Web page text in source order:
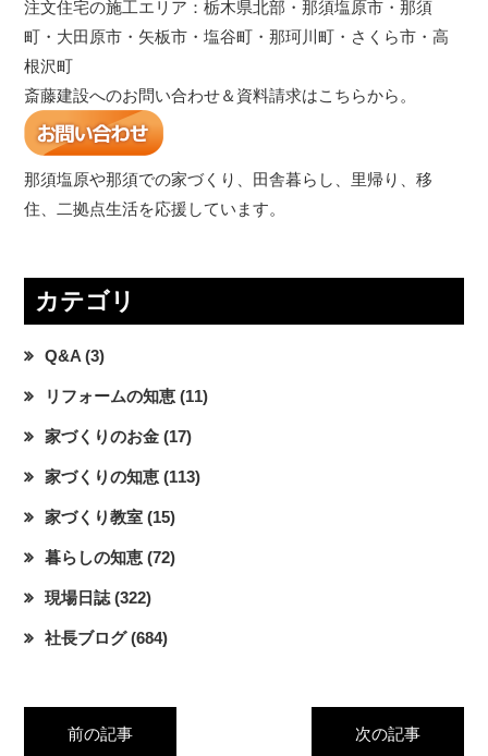
注文住宅の施工エリア：栃木県北部・那須塩原市・那須
町・大田原市・矢板市・塩谷町・那珂川町・さくら市・高
根沢町
斎藤建設へのお問い合わせ＆資料請求はこちらから。
那須塩原や那須での家づくり、田舎暮らし、里帰り、移
住、二拠点生活を応援しています。
カテゴリ
Q&A (3)
リフォームの知恵 (11)
家づくりのお金 (17)
家づくりの知恵 (113)
家づくり教室 (15)
暮らしの知恵 (72)
現場日誌 (322)
社長ブログ(684)
前の記事 次の記事